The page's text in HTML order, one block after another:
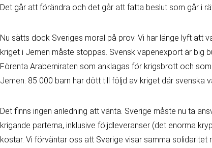
Det går att förändra och det går att fatta beslut som går i
Nu sätts dock Sveriges moral på prov. Vi har länge lyft att
kriget i Jemen måste stoppas. Svensk vapenexport är big
Förenta Arabemiraten som anklagas för krigsbrott och
Jemen. 85 000 barn har dött till följd av kriget där svenska
Det finns ingen anledning att vänta. Sverige måste nu ta
krigande parterna, inklusive följdleveranser (det enorma
kostar. Vi förväntar oss att Sverige visar samma